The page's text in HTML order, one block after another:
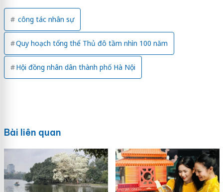
công tác nhân sự
Quy hoạch tổng thể Thủ đô tầm nhìn 100 năm
Hội đồng nhân dân thành phố Hà Nội
Bài liên quan